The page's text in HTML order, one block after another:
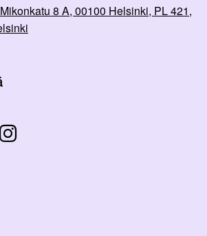
Mikonkatu 8 A, 00100 Helsinki, PL 421,